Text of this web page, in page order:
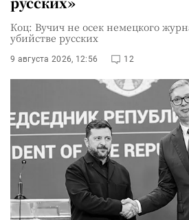
Коц: Вучич не осек немецкого
убийстве русских
9 августа 2026, 12:56 12